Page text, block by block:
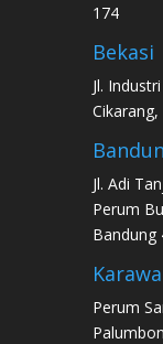
174
Bekasi
Jl.
Jl. Adi
Perum
Bandung
Perum